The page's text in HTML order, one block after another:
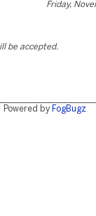
Friday,
be accepted.
Powered by FogBugz